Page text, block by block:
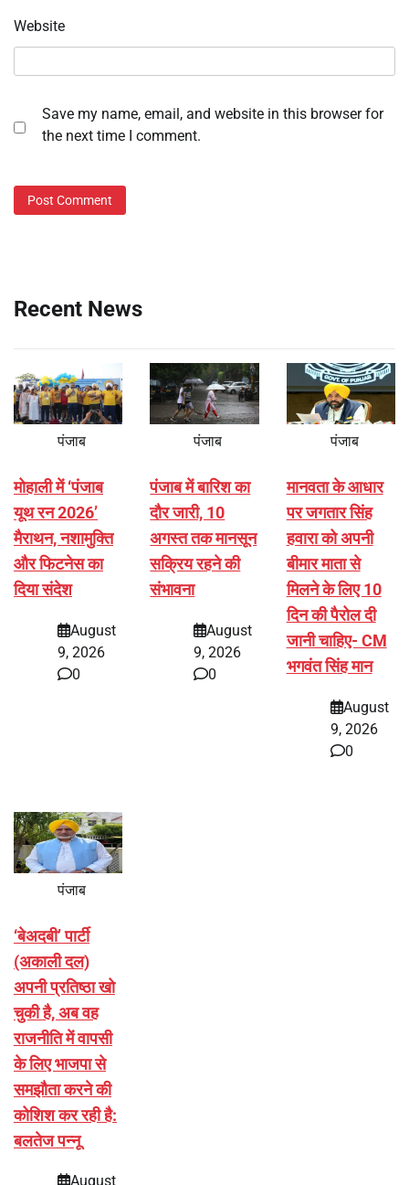
Website
Save my name, email, and website in this browser for
the next time I comment.
Recent News
पंजाब
मोहाली में ‘पंजाब
यूथ रन 2026’
मैराथन, नशामुक्ति
और फिटनेस का
दिया संदेश
August
9, 2026
0
पंजाब
पंजाब में बारिश का
दौर जारी, 10
अगस्त तक मानसून
सक्रिय रहने की
संभावना
August
9, 2026
0
पंजाब
मानवता के आधार
पर जगतार सिंह
हवारा को अपनी
बीमार माता से
मिलने के लिए 10
दिन की पैरोल दी
जानी चाहिए- CM
भगवंत सिंह मान
August
9, 2026
0
पंजाब
‘बेअदबी’ पार्टी
(अकाली दल)
अपनी प्रतिष्ठा खो
चुकी है, अब वह
राजनीति में वापसी
के लिए भाजपा से
समझौता करने की
कोशिश कर रही है:
बलतेज पन्नू
August